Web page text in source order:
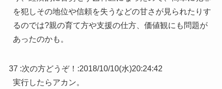
を犯しその地位や信頼を失うなどの甘さが見られたりす
るのでは?親の育て方や支援の仕方、価値観にも問題が
あったのかも。
37 :次の方どうぞ！ :2018/10/10(水)20:24:42
実行したらアカン。